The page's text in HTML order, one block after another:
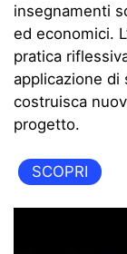
insegnamenti
ed economici.
pratica
applicazione di
costruisca
progetto.
SCOPRI